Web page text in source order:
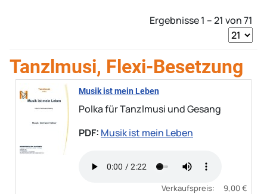
Ergebnisse 1 – 21 von 71
Tanzlmusi, Flexi-Besetzung
Musik ist mein Leben
Polka für Tanzlmusi und Gesang
PDF: Musik ist mein Leben
Verkaufspreis: 9,00 €